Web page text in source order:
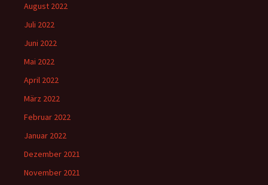
August 2022
Juli 2022
Juni 2022
Mai 2022
April 2022
März 2022
Februar 2022
Januar 2022
Dezember 2021
November 2021